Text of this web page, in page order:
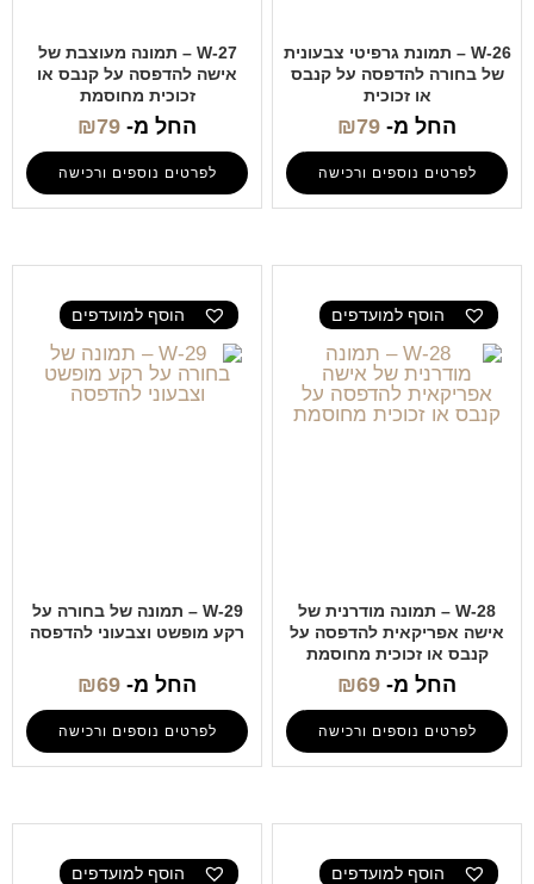
W-26 – תמונת גרפיטי צבעונית
של בחורה להדפסה על קנבס
או זכוכית
החל מ- ₪79
לפרטים נוספים ורכישה
W-27 – תמונה מעוצבת של
אישה להדפסה על קנבס או
זכוכית מחוסמת
החל מ- ₪79
לפרטים נוספים ורכישה
הוסף למועדפים
W-28 – תמונה מודרנית של
אישה אפריקאית להדפסה על
קנבס או זכוכית מחוסמת
החל מ- ₪69
לפרטים נוספים ורכישה
הוסף למועדפים
W-29 – תמונה של בחורה על
רקע מופשט וצבעוני להדפסה
החל מ- ₪69
לפרטים נוספים ורכישה
הוסף למועדפים הוסף למועדפים